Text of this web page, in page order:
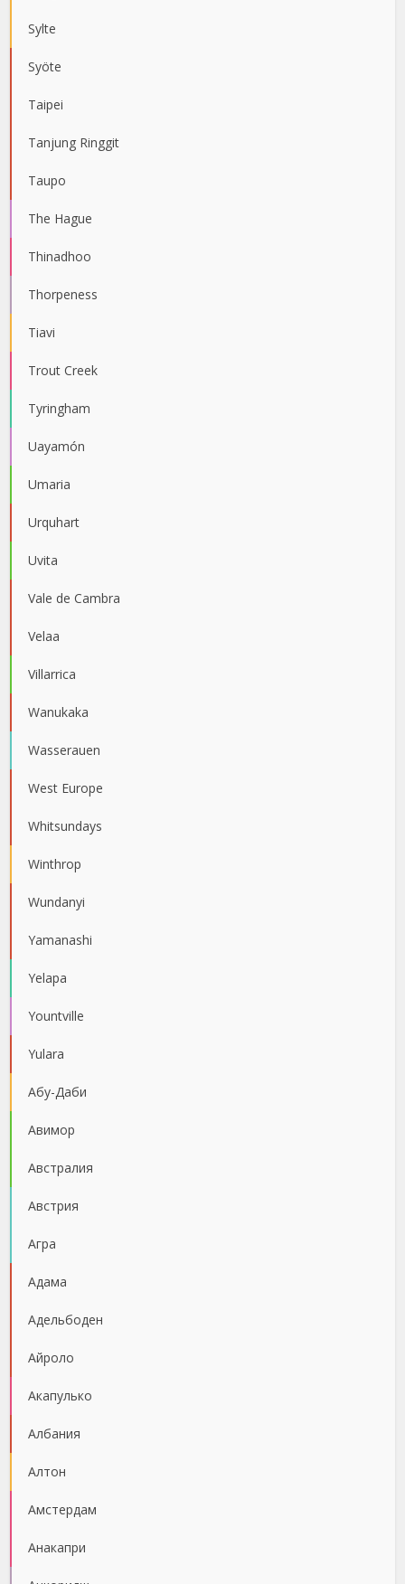
Sylte
Syöte
Taipei
Tanjung Ringgit
Taupo
The Hague
Thinadhoo
Thorpeness
Tiavi
Trout Creek
Tyringham
Uayamón
Umaria
Urquhart
Uvita
Vale de Cambra
Velaa
Villarrica
Wanukaka
Wasserauen
West Europe
Whitsundays
Winthrop
Wundanyi
Yamanashi
Yelapa
Yountville
Yulara
Абу-Даби
Авимор
Австралия
Австрия
Агра
Адама
Адельбоден
Айроло
Акапулько
Албания
Алтон
Амстердам
Анакапри